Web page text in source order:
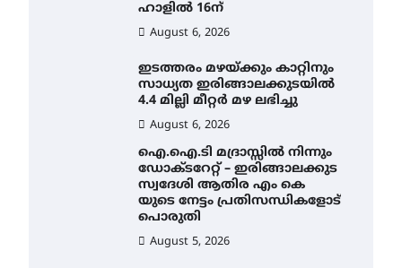
ഹാളിൽ 16ന്
August 6, 2026
ഇടത്തരം മഴയ്ക്കും കാറ്റിനും
സാധ്യത ഇരിങ്ങാലക്കുടയിൽ
4.4 മില്ലി മീറ്റർ മഴ ലഭിച്ചു
August 6, 2026
ഐ.ഐ.ടി മദ്രാസ്സിൽ നിന്നും
ഡോക്ടറേറ്റ് – ഇരിങ്ങാലക്കുട
സ്വദേശി ആതിര എം കെ
യുടെ നേട്ടം പ്രതിസന്ധികളോട്
പൊരുതി
August 5, 2026